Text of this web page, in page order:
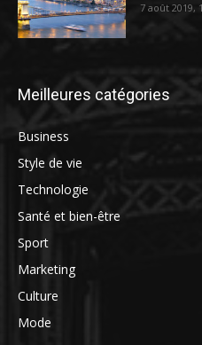
7 août 2019,
Meilleures catégories
Business
Style de vie
Technologie
Santé et bien-être
Sport
Marketing
Culture
Mode